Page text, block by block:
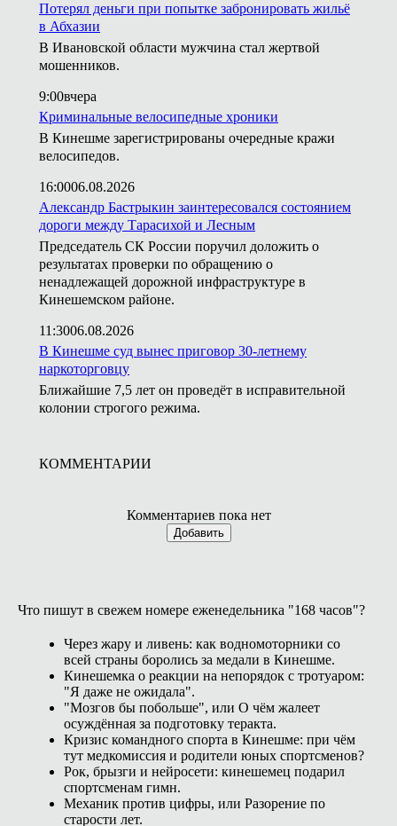
Потерял деньги при попытке забронировать жильё
в Абхазии
В Ивановской области мужчина стал жертвой
мошенников.
9:00вчера
Криминальные велосипедные хроники
В Кинешме зарегистрированы очередные кражи
велосипедов.
16:0006.08.2026
Александр Бастрыкин заинтересовался состоянием
дороги между Тарасихой и Лесным
Председатель СК России поручил доложить о
результатах проверки по обращению о
ненадлежащей дорожной инфраструктуре в
Кинешемском районе.
11:3006.08.2026
В Кинешме суд вынес приговор 30-летнему
наркоторговцу
Ближайшие 7,5 лет он проведёт в исправительной
колонии строгого режима.
КОММЕНТАРИИ
Комментариев пока нет
Добавить
Что пишут в свежем номере еженедельника "168 часов"?
Через жару и ливень: как водномоторники со
всей страны боролись за медали в Кинешме.
Кинешемка о реакции на непорядок с тротуаром:
"Я даже не ожидала".
"Мозгов бы побольше", или О чём жалеет
осуждённая за подготовку теракта.
Кризис командного спорта в Кинешме: при чём
тут медкомиссия и родители юных спортсменов?
Рок, брызги и нейросети: кинешемец подарил
спортсменам гимн.
Механик против цифры, или Разорение по
старости лет.